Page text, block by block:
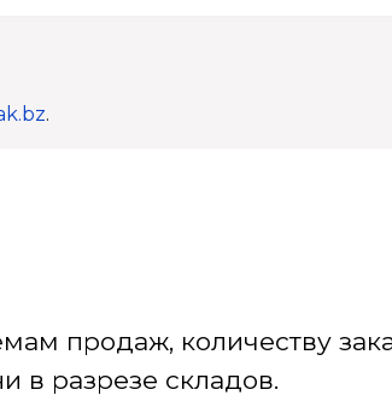
.
продаж, количеству
в разрезе складов.